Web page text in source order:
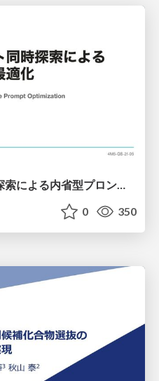
敵対生成プロンプト同時探索による内省型プロンプト最適化
0 350